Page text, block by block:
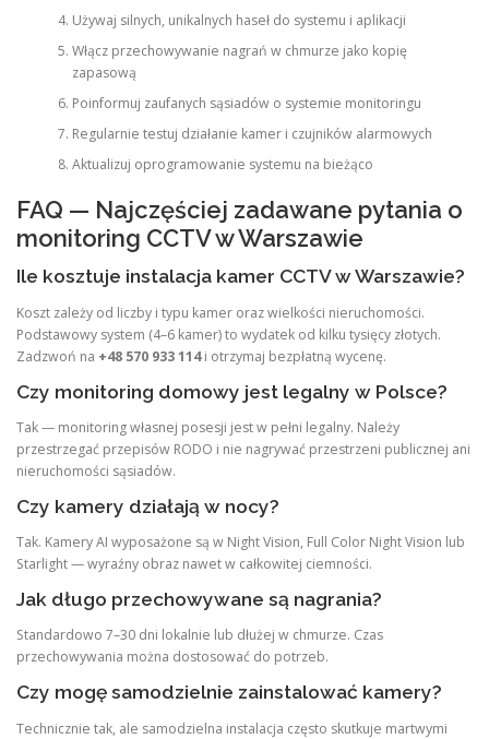
Używaj silnych, unikalnych haseł do systemu i aplikacji
Włącz przechowywanie nagrań w chmurze jako kopię
zapasową
Poinformuj zaufanych sąsiadów o systemie monitoringu
Regularnie testuj działanie kamer i czujników alarmowych
Aktualizuj oprogramowanie systemu na bieżąco
FAQ — Najczęściej zadawane pytania o
monitoring CCTV w Warszawie
Ile kosztuje instalacja kamer CCTV w Warszawie?
Koszt zależy od liczby i typu kamer oraz wielkości nieruchomości.
Podstawowy system (4–6 kamer) to wydatek od kilku tysięcy złotych.
Zadzwoń na +48 570 933 114i otrzymaj bezpłatną wycenę.
Czy monitoring domowy jest legalny w Polsce?
Tak — monitoring własnej posesji jest w pełni legalny. Należy
przestrzegać przepisów RODO i nie nagrywać przestrzeni publicznej ani
nieruchomości sąsiadów.
Czy kamery działają w nocy?
Tak. Kamery AI wyposażone są w Night Vision, Full Color Night Vision lub
Starlight — wyraźny obraz nawet w całkowitej ciemności.
Jak długo przechowywane są nagrania?
Standardowo 7–30 dni lokalnie lub dłużej w chmurze. Czas
przechowywania można dostosować do potrzeb.
Czy mogę samodzielnie zainstalować kamery?
Technicznie tak, ale samodzielna instalacja często skutkuje martwymi